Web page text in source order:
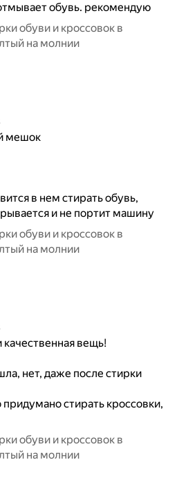
обувь. рекомендую
обуви и кроссовок в
на молнии
мешок
в нем стирать обувь,
и не портит машину
обуви и кроссовок в
на молнии
качественная вещь!
нет, даже после стирки
стирать кроссовки,
обуви и кроссовок в
на молнии